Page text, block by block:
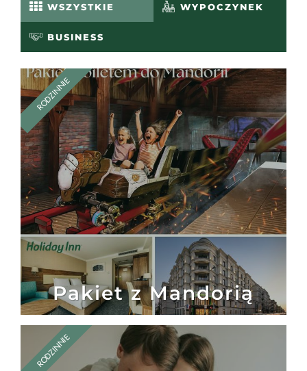
WSZYSTKIE WYPOCZYNEK
BUSINESS
RODZINNIE
Pakiet z Mandorią
RODZINNIE